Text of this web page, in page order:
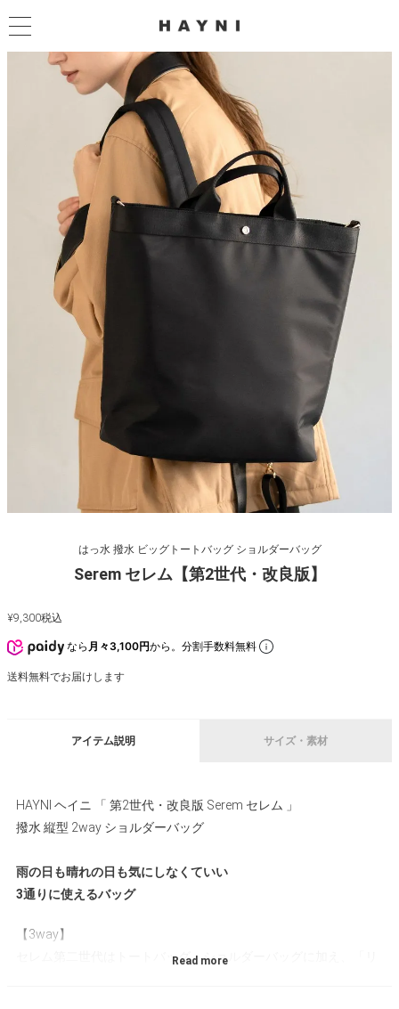
はっ水 撥水 ビッグトートバッグ ショルダーバッグ
Serem セレム【第2世代・改良版】
¥9,300税込
なら 月々3,100円から。分割手数料無料
送料無料でお届けします
アイテム説明 サイズ・素材
HAYNI ヘイニ 「 第2世代・改良版 Serem セレム 」
撥水 縦型 2way ショルダーバッグ
雨の日も晴れの日も気にしなくていい
3通りに使えるバッグ
【3way】
セレム第二世代はトートバッグ、ショルダーバッグに加え、「リ